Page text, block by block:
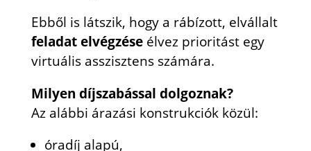
Ebből is látszik, hogy a rábízott, elvállalt
feladat elvégzéseélvez prioritást egy
virtuális asszisztens számára.
Milyen díjszabással dolgoznak?
Az alábbi árazási konstrukciók közül:
óradíj alapú,